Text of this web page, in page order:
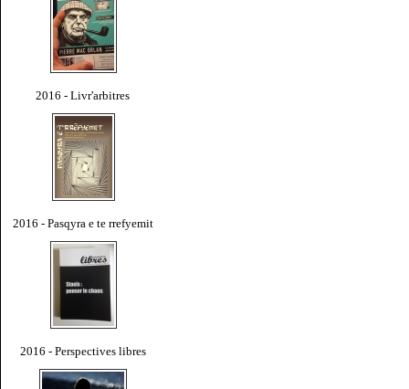
2016 - Livr'arbitres
2016 - Pasqyra e te rrefyemit
2016 - Perspectives libres